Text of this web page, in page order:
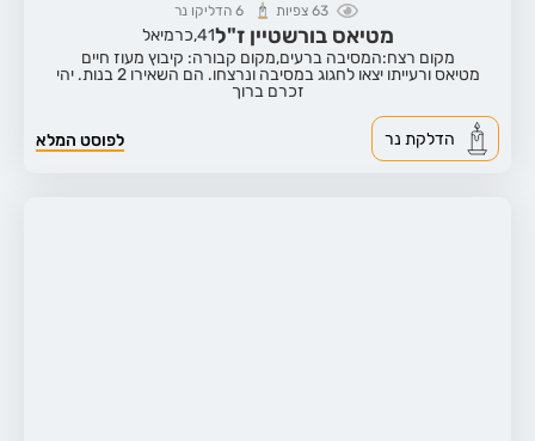
63 צפיות 6 הדליקו נר
מטיאס בורשטיין ז"ל41, כרמיאל
מקום רצח:המסיבה ברעים,מקום קבורה: קיבוץ מעוז חיים
מטיאס ורעייתו יצאו לחגוג במסיבה ונרצחו. הם השאירו 2 בנות. יהי
זכרם ברוך
לפוסט המלא הדלקת נר